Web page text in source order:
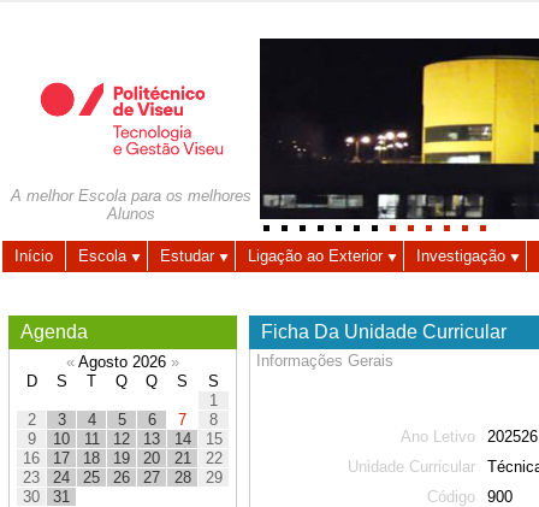
Autenticação
Utilizador
Palavra-chave
A melhor Escola para os melhores
Alunos
Início Escola Estudar Ligação ao Exterior Investigação
Agenda
« Agosto 2026 »
D
S T Q Q S
S
1
2
3 4 5 6 7
8
9
10 11 12 13 14
15
16
17 18 19 20 21
22
23
24 25 26 27 28
29
30
31
Ficha Da Unidade Curricular
Informações Gerais
Ano Letivo
202526
Unidade Curricular
Código
900